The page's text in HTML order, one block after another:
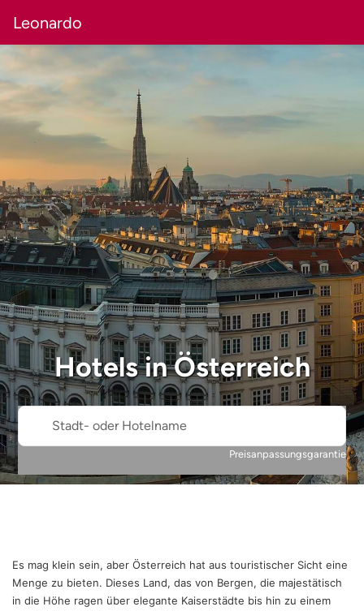
Leonardo
Hotels inÖsterreich
Stadt- oder Hotelname
Preisanpassungsgarantie
Es mag klein sein, aber Österreich hat aus touristischer Sicht eine
Menge zu bieten. Dieses Land, das von Bergen, die majestätisch
in die Höhe ragen über elegante Kaiserstädte bis hin zu einem